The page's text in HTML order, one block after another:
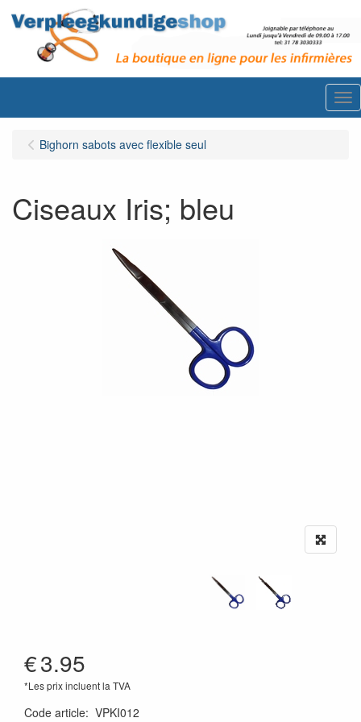
Bighorn sabots avec flexible seul
Ciseaux Iris; bleu
€3.95
*Les prix incluent la TVA
Code article: VPKI012